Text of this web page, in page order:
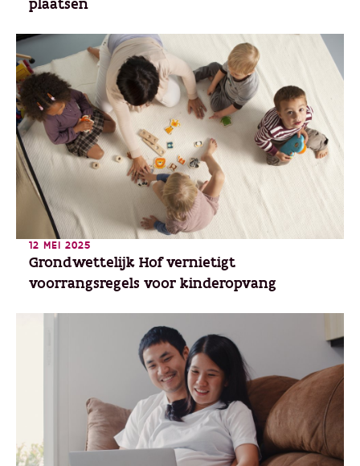
12 MEI 2025
Grondwettelijk Hof vernietigt
voorrangsregels voor kinderopvang